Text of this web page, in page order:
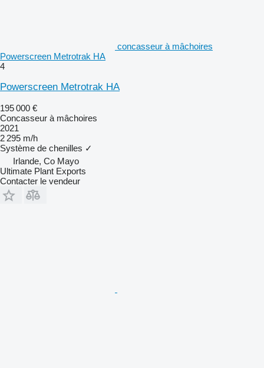
concasseur à mâchoires
Powerscreen Metrotrak HA
4
Powerscreen Metrotrak HA
195 000 €
Concasseur à mâchoires
2021
2 295 m/h
Système de chenilles ✓
Irlande, Co Mayo
Ultimate Plant Exports
Contacter le vendeur